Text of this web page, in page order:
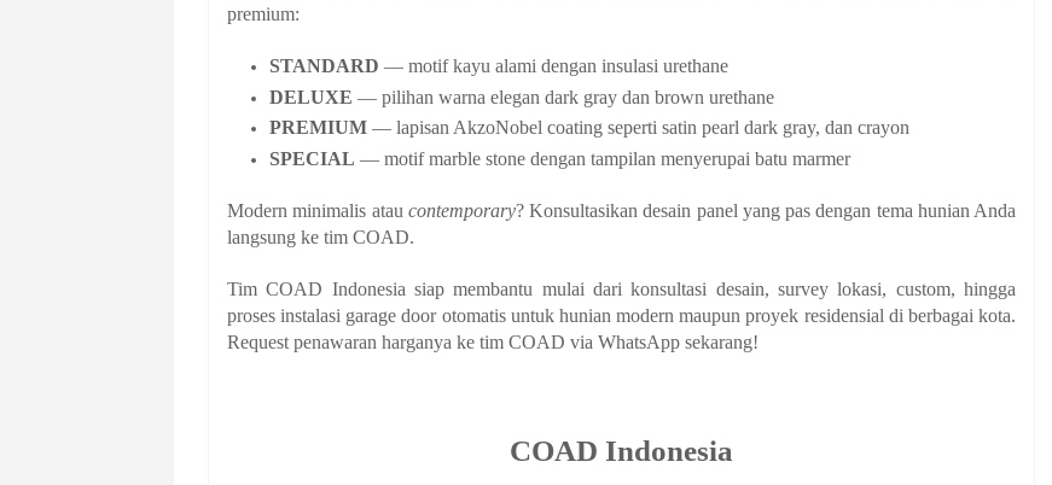
premium:
STANDARD — motif kayu alami dengan insulasi urethane
DELUXE — pilihan warna elegan dark gray dan brown urethane
PREMIUM — lapisan AkzoNobel coating seperti satin pearl dark gray, dan crayon
SPECIAL — motif marble stone dengan tampilan menyerupai batu marmer
Modern minimalis atau contemporary? Konsultasikan desain panel yang pas dengan tema hunian Anda
langsung ke tim COAD.
Tim COAD Indonesia siap membantu mulai dari konsultasi desain, survey lokasi, custom, hingga
proses instalasi garage door otomatis untuk hunian modern maupun proyek residensial di berbagai kota.
Request penawaran harganya ke tim COAD via WhatsApp sekarang!
COAD Indonesia